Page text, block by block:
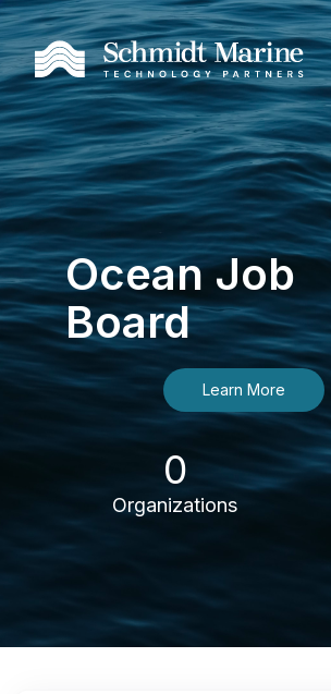
Ocean Job
Board
Learn More
0
Organizations